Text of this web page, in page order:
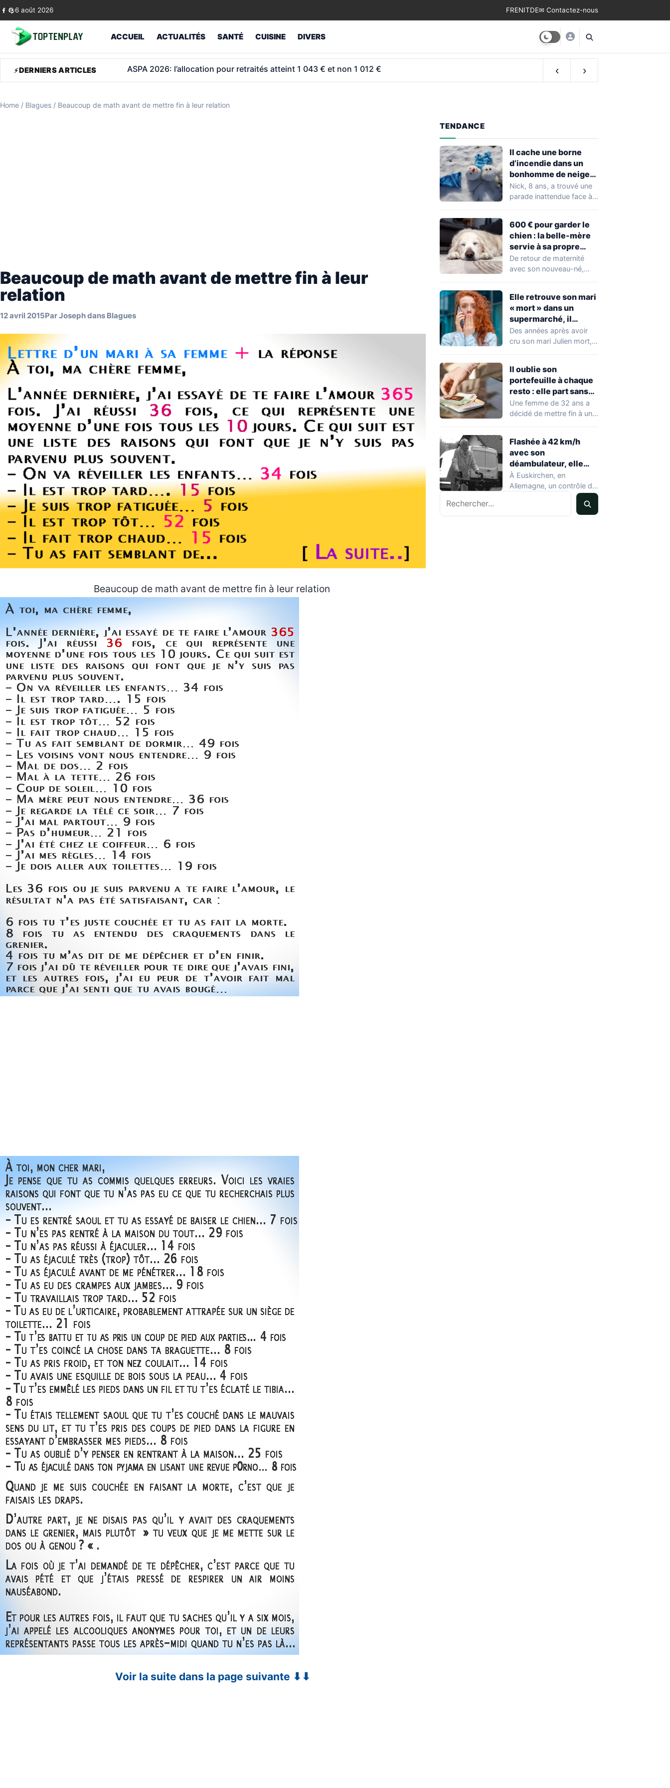
Skip to content
6 août 2026 FRENITDE✉ Contactez-nous
ACCUEIL ACTUALITÉS SANTÉ CUISINE DIVERS
DERNIERS ARTICLES Retraite: jusqu’à 903 € de minimum garanti que beaucoup oublient de vérifier ‹ ›
Home / Blagues / Beaucoup de math avant de mettre fin à leur relation
Beaucoup de math avant de mettre fin à leur
relation
12 avril 2015ParJosephdans Blagues
Beaucoup de math avant de mettre fin à leur relation
Voir la suite dans la page suivante ⬇⬇
TENDANCE
Il cache une borne
d’incendie dans un
bonhomme de neige
pour stopper son
voisin
Nick, 8 ans, a trouvé une
parade inattendue face à
600 € pour garder le
chien : la belle-mère
servie à sa propre
sauce
De retour de maternité
avec son nouveau-né,
Elle retrouve son mari
« mort » dans un
supermarché, il
l’emmène dans une
maison vide
Des années après avoir
cru son mari Julien mort,
Il oublie son
portefeuille à chaque
resto : elle part sans
payer
Une femme de 32 ans a
décidé de mettre fin à une
Flashée à 42 km/h
avec son
déambulateur, elle
sauve un chauffard
sans le savoir
À Euskirchen, en
Allemagne, un contrôle de
vitesse mené début mai a